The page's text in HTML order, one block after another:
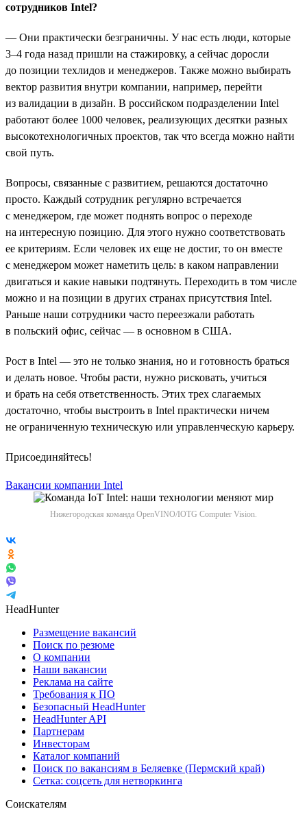
сотрудников Intel?
— Они практически безграничны. У нас есть люди, которые
3–4 года назад пришли на стажировку, а сейчас доросли
до позиции техлидов и менеджеров. Также можно выбирать
вектор развития внутри компании, например, перейти
из валидации в дизайн. В российском подразделении Intel
работают более 1000 человек, реализующих десятки разных
высокотехнологичных проектов, так что всегда можно найти
свой путь.
Вопросы, связанные с развитием, решаются достаточно
просто. Каждый сотрудник регулярно встречается
с менеджером, где может поднять вопрос о переходе
на интересную позицию. Для этого нужно соответствовать
ее критериям. Если человек их еще не достиг, то он вместе
с менеджером может наметить цель: в каком направлении
двигаться и какие навыки подтянуть. Переходить в том числе
можно и на позиции в других странах присутствия Intel.
Раньше наши сотрудники часто переезжали работать
в польский офис, сейчас — в основном в США.
Рост в Intel — это не только знания, но и готовность браться
и делать новое. Чтобы расти, нужно рисковать, учиться
и брать на себя ответственность. Этих трех слагаемых
достаточно, чтобы выстроить в Intel практически ничем
не ограниченную техническую или управленческую карьеру.
Присоединяйтесь!
Вакансии компании Intel
Нижегородская команда OpenVINO/IOTG Computer Vision.
HeadHunter
Размещение вакансий
Поиск по резюме
О компании
Наши вакансии
Реклама на сайте
Требования к ПО
Безопасный HeadHunter
HeadHunter API
Партнерам
Инвесторам
Каталог компаний
Поиск по вакансиям в Беляевке (Пермский край)
Сетка: соцсеть для нетворкинга
Соискателям